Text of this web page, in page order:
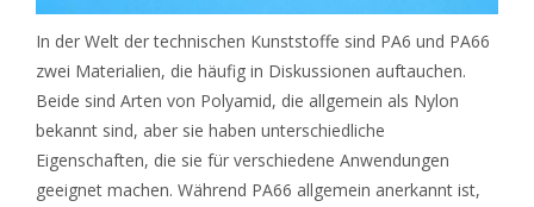
In der Welt der technischen Kunststoffe sind PA6 und PA66
zwei Materialien, die häufig in Diskussionen auftauchen.
Beide sind Arten von Polyamid, die allgemein als Nylon
bekannt sind, aber sie haben unterschiedliche
Eigenschaften, die sie für verschiedene Anwendungen
geeignet machen. Während PA66 allgemein anerkannt ist,